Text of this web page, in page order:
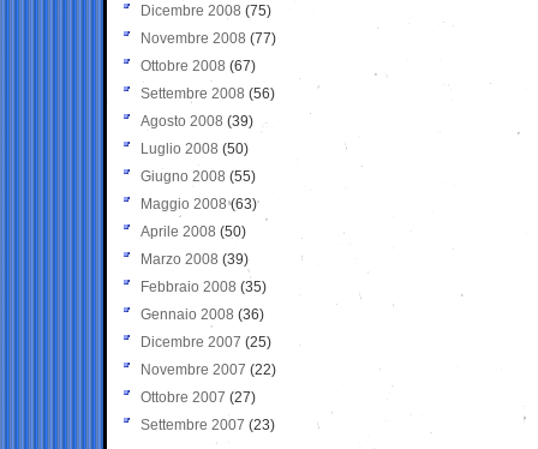
Dicembre 2008 (75)
Novembre 2008 (77)
Ottobre 2008 (67)
Settembre 2008 (56)
Agosto 2008 (39)
Luglio 2008 (50)
Giugno 2008 (55)
Maggio 2008(63)
Aprile 2008 (50)
Marzo 2008 (39)
Febbraio 2008 (35)
Gennaio 2008 (36)
Dicembre 2007 (25)
Novembre 2007 (22)
Ottobre 2007 (27)
Settembre 2007 (23)